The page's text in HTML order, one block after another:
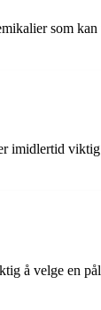
som
imidlertid
å velge en